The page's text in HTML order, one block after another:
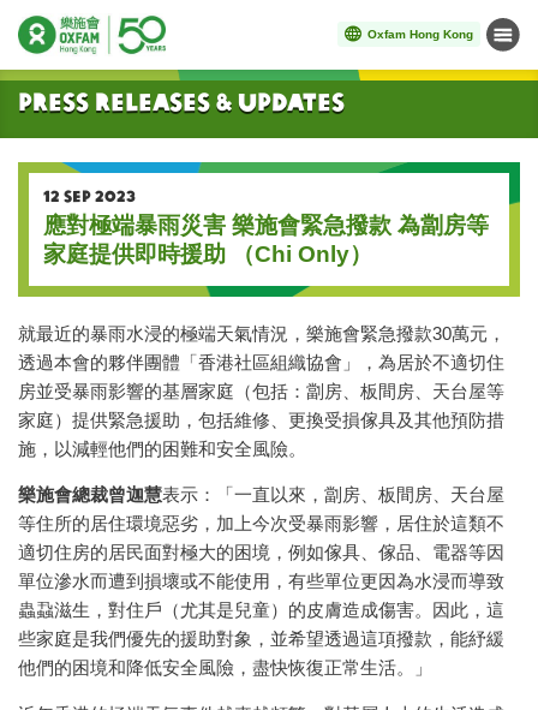
Oxfam Hong Kong Menu
Start main content
Press Releases & Updates
12 SEP 2023
應對極端暴雨災害 樂施會緊急撥款 為劏房等
家庭提供即時援助 （Chi Only）
就最近的暴雨水浸的極端天氣情況，樂施會緊急撥款30萬元，
透過本會的夥伴團體「香港社區組織協會」，為居於不適切住
房並受暴雨影響的基層家庭（包括：劏房、板間房、天台屋等
家庭）提供緊急援助，包括維修、更換受損傢具及其他預防措
施，以減輕他們的困難和安全風險。
樂施會總裁曾迦慧表示：「一直以來，劏房、板間房、天台屋
等住所的居住環境惡劣，加上今次受暴雨影響，居住於這類不
適切住房的居民面對極大的困境，例如傢具、傢品、電器等因
單位滲水而遭到損壞或不能使用，有些單位更因為水浸而導致
蟲蝨滋生，對住戶（尤其是兒童）的皮膚造成傷害。因此，這
些家庭是我們優先的援助對象，並希望透過這項撥款，能紓緩
他們的困境和降低安全風險，盡快恢復正常生活。」